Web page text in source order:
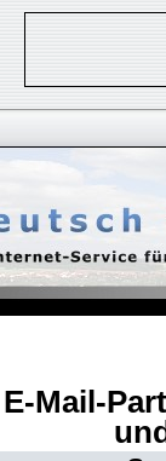
Mail-